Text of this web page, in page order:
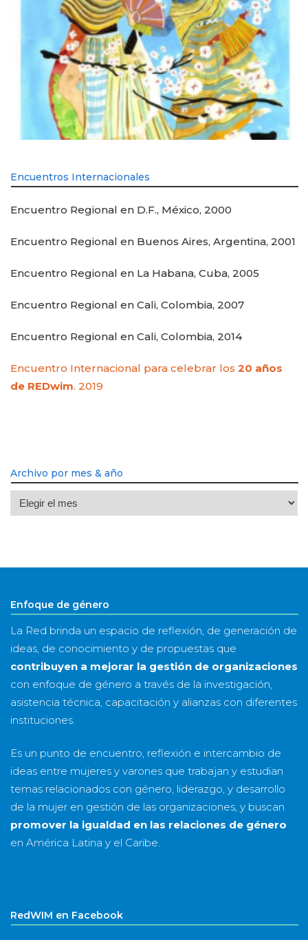
Encuentros Internacionales
Encuentro Regional en D.F., México, 2000
Encuentro Regional en Buenos Aires, Argentina, 2001
Encuentro Regional en La Habana, Cuba, 2005
Encuentro Regional en Cali, Colombia, 2007
Encuentro Regional en Cali, Colombia, 2014
Encuentro Internacional para celebrar los 20 años
de REDwim. 2019
Archivo por mes & año
Archivo
por
año
Enfoque de género
La Red brinda un espacio de reflexión, de generación de
ideas, de conocimiento y de propuestas que
contribuyen a mejorar la gestión de organizaciones
con enfoque de género a través de la investigación,
asistencia técnica, capacitación y alianzas con diferentes
instituciones.
Es un punto de encuentro, reflexión e intercambio de
ideas entre mujeres y varones que trabajan y estudian
temas relacionados con género, liderazgo, y desarrollo
de la mujer en gestión de las organizaciones, y buscan
promover la igualdad en las relaciones de género
en América Latina y el Caribe.
RedWIM en Facebook